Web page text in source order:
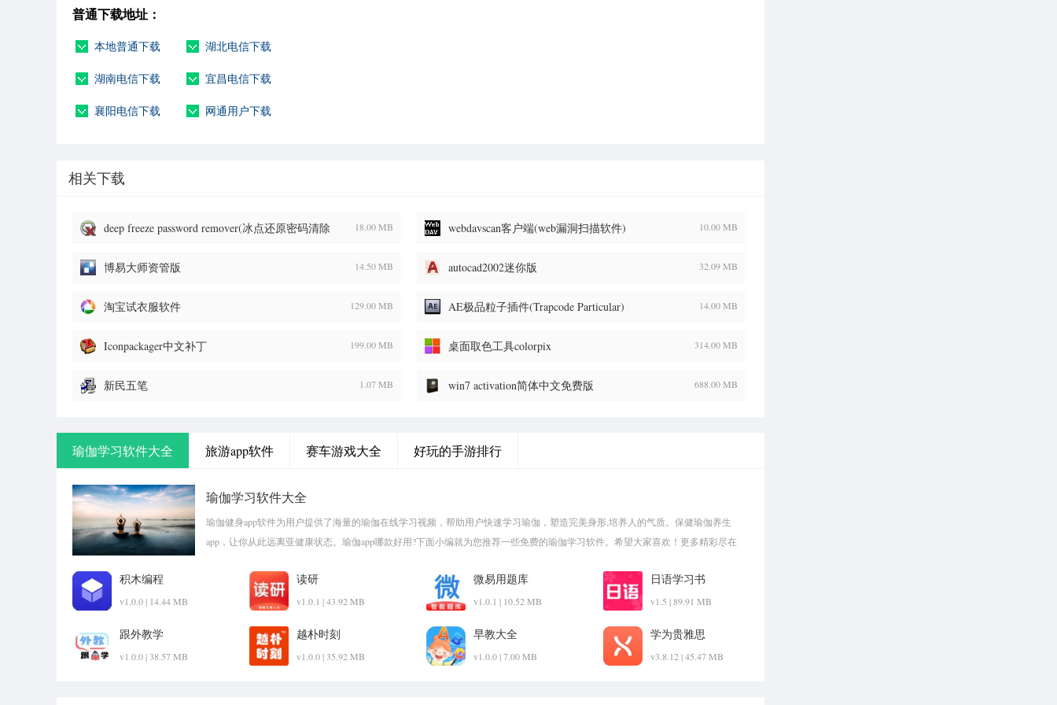
普通下载地址：
本地普通下载 湖北电信下载
湖南电信下载 宜昌电信下载
襄阳电信下载 网通用户下载
相关下载
deep freeze password remover(冰点还原密码清除
18.00 MB webdavscan客户端(web漏洞扫描软件) 10.00 MB
博易大师资管版 14.50 MB autocad2002迷你版 32.09 MB
淘宝试衣服软件 129.00 MB AE极品粒子插件(Trapcode Particular) 14.00 MB
Iconpackager中文补丁 199.00 MB 桌面取色工具colorpix 314.00 MB
新民五笔 1.07 MB win7 activation简体中文免费版 688.00 MB
瑜伽学习软件大全 旅游app软件 赛车游戏大全 好玩的手游排行
瑜伽学习软件大全
瑜伽健身app软件为用户提供了海量的瑜伽在线学习视频，帮助用户快速学习瑜伽，塑造完美身形,培养人的气质。保健瑜伽养生
app，让你从此远离亚健康状态。瑜伽app哪款好用?下面小编就为您推荐一些免费的瑜伽学习软件。希望大家喜欢！更多精彩尽在
积木编程
v1.0.0 | 14.44 MB
读研
v1.0.1 | 43.92 MB
微易用题库
v1.0.1 | 10.52 MB
日语学习书
v1.5 | 89.91 MB
跟外教学
v1.0.0 | 38.57 MB
越朴时刻
v1.0.0 | 35.92 MB
早教大全
v1.0.0 | 7.00 MB
学为贵雅思
v3.8.12 | 45.47 MB